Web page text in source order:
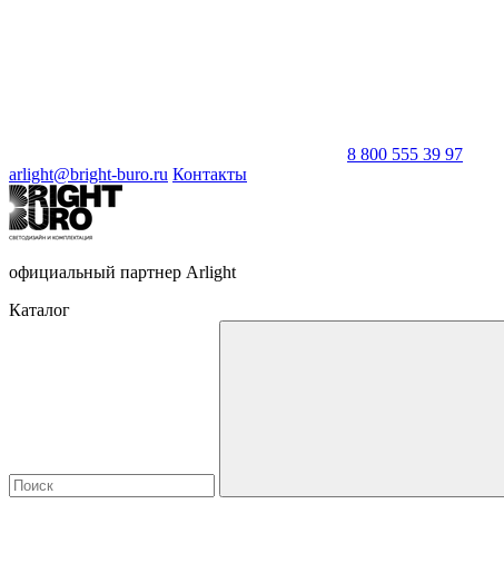
8 800 555 39 97
arlight@bright-buro.ru Контакты
официальный партнер Arlight
Каталог